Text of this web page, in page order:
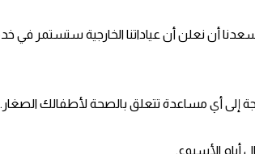
إلى أي مساعدة تتعلق بالصحة لأطفالك الصغار.